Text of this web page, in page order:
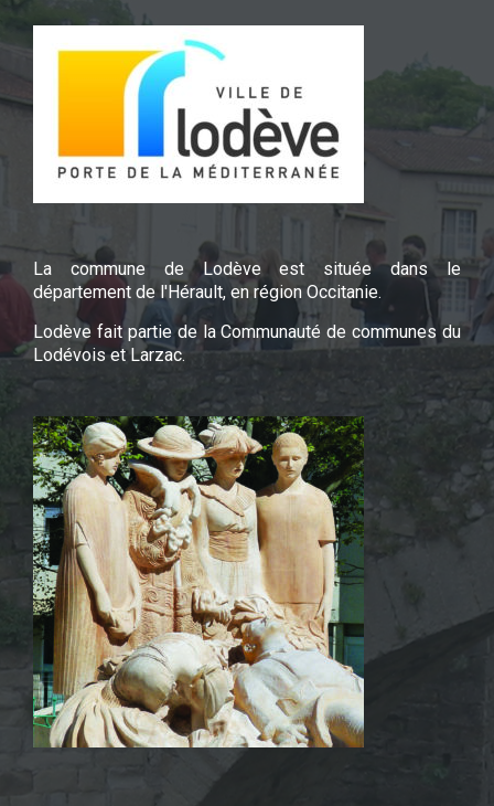
La commune de Lodève est située dans le
département de l'Hérault, en région Occitanie.
Lodève fait partie de la Communauté de communes du
Lodévois et Larzac.